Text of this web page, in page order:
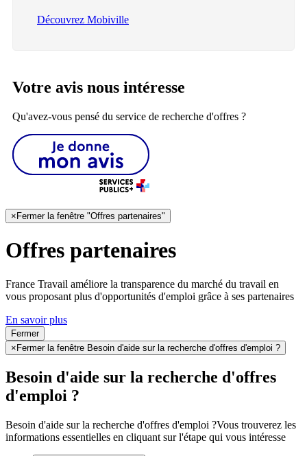
Découvrez Mobiville
Votre avis nous intéresse
Qu'avez-vous pensé du service de recherche d'offres ?
×Fermer la fenêtre "Offres partenaires"
Offres partenaires
France Travail améliore la transparence du marché du travail en
vous proposant plus d'opportunités d'emploi grâce à ses partenaires
En savoir plus
Fermer
×Fermer la fenêtre Besoin d'aide sur la recherche d'offres d'emploi ?
Besoin d'aide sur la recherche d'offres
d'emploi ?
Besoin d'aide sur la recherche d'offres d'emploi ?Vous trouverez les
informations essentielles en cliquant sur l'étape qui vous intéresse